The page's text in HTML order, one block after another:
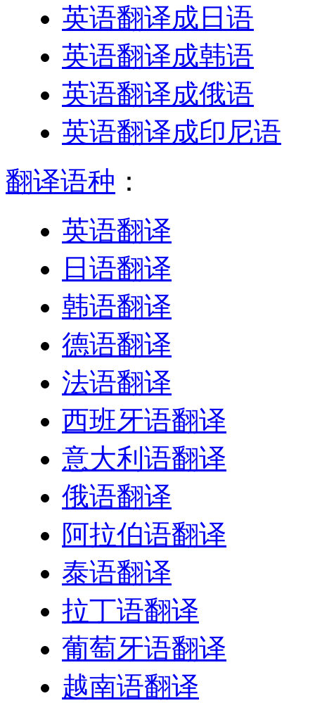
英语翻译成日语
英语翻译成韩语
英语翻译成俄语
英语翻译成印尼语
翻译语种 ：
英语翻译
日语翻译
韩语翻译
德语翻译
法语翻译
西班牙语翻译
意大利语翻译
俄语翻译
阿拉伯语翻译
泰语翻译
拉丁语翻译
葡萄牙语翻译
越南语翻译